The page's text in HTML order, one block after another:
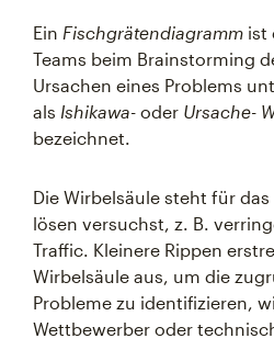
Ein Fischgrätendiagramm ist
Teams beim Brainstorming
Ursachen eines Problems
als Ishikawa- oder Ursache-
bezeichnet.
Die Wirbelsäule steht für
lösen versuchst, z. B.
Traffic. Kleinere Rippen
Wirbelsäule aus, um die
Probleme zu identifizieren,
Wettbewerber oder